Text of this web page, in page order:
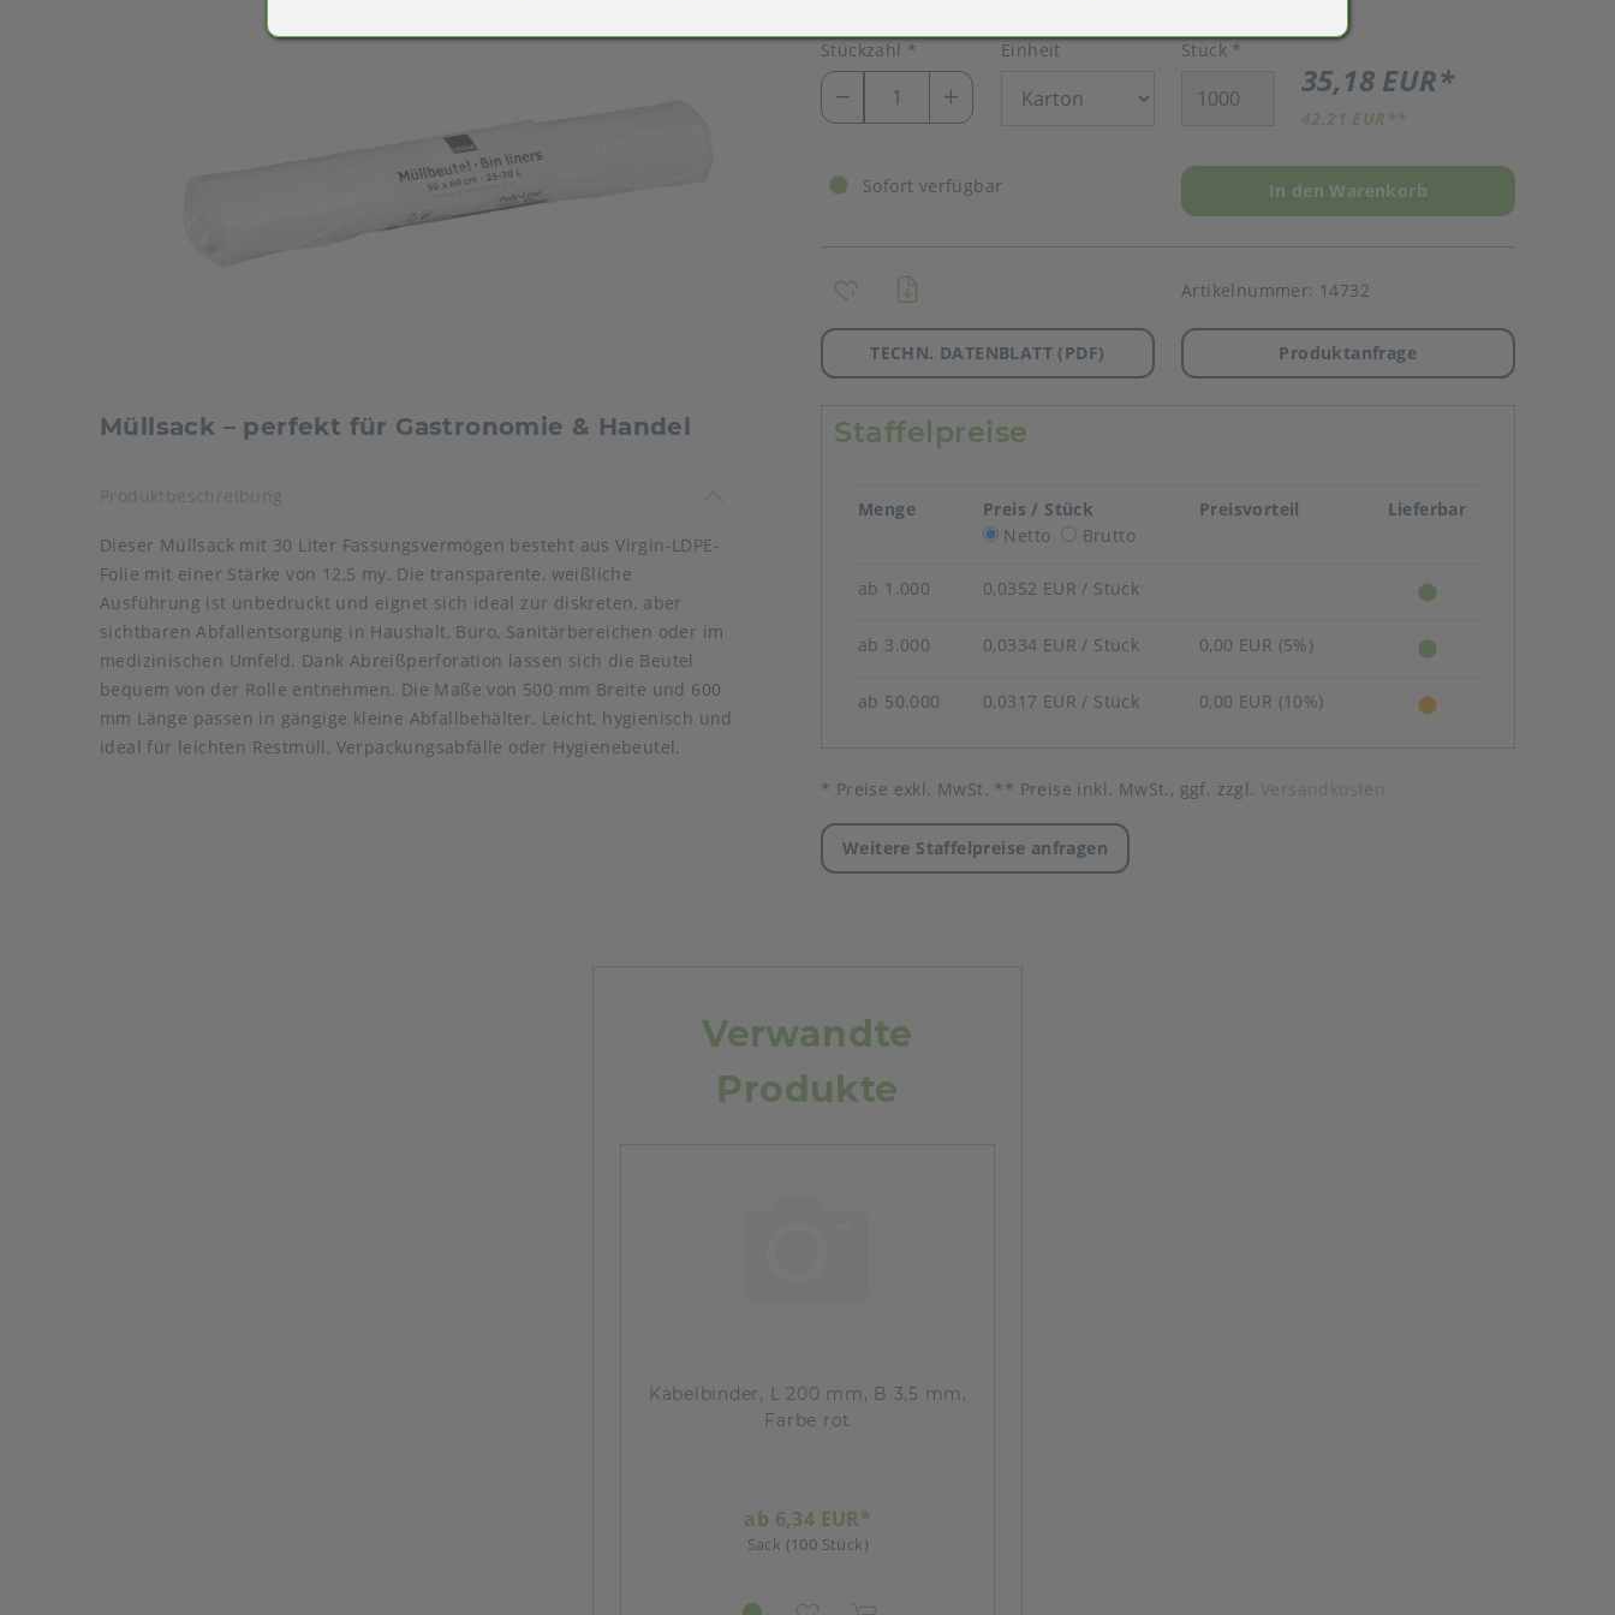
Müllsack – perfekt für Gastronomie & Handel
Produktbeschreibung Akkordeon auf-/zuklappen stimmen nicht überein
Dieser Müllsack mit 30 Liter Fassungsvermögen besteht aus Virgin-LDPE-
Folie mit einer Stärke von 12,5 my. Die transparente, weißliche
Ausführung ist unbedruckt und eignet sich ideal zur diskreten, aber
sichtbaren Abfallentsorgung in Haushalt, Büro, Sanitärbereichen oder im
medizinischen Umfeld. Dank Abreißperforation lassen sich die Beutel
bequem von der Rolle entnehmen. Die Maße von 500 mm Breite und 600
mm Länge passen in gängige kleine Abfallbehälter. Leicht, hygienisch und
ideal für leichten Restmüll, Verpackungsabfälle oder Hygienebeutel.
Stückzahl * Einheit Stück *
35,18 EUR*
42,21 EUR **
Sofort verfügbar In den Warenkorb
Artikelnummer: 14732
TECHN. DATENBLATT (PDF) Produktanfrage
Staffelpreise
Menge
Preis / Stück
Netto
Brutto
Preisvorteil Lieferbar
ab 1.000 0,0352 EUR / Stück
ab 3.000 0,0334 EUR / Stück 0,00 EUR (5%)
ab 50.000 0,0317 EUR / Stück 0,00 EUR (10%)
* Preise exkl. MwSt. ** Preise inkl. MwSt., ggf. zzgl. Versandkosten
Weitere Staffelpreise anfragen
Verwandte
Produkte
Kabelbinder, L 200 mm, B 3,5 mm,
Farbe rot
ab 6,34 EUR*
Sack (100 Stück)